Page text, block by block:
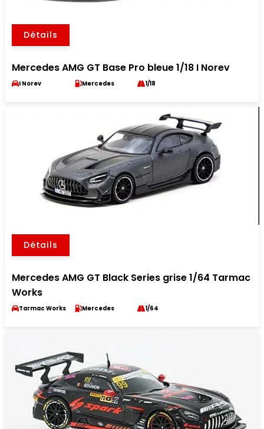
Détails
Mercedes AMG GT Base Pro bleue 1/18 I Norev
I Norev Mercedes 1/18
Détails
Mercedes AMG GT Black Series grise 1/64 Tarmac
Works
Tarmac Works Mercedes 1/64